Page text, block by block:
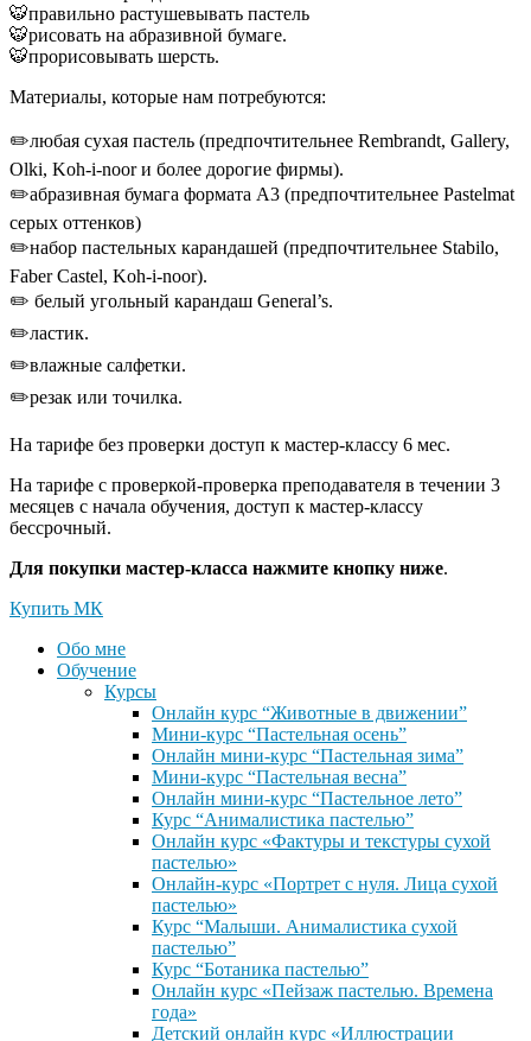
🐯правильно растушевывать пастель
🐯рисовать на абразивной бумаге.
🐯прорисовывать шерсть.
Материалы, которые нам потребуются:
✏️любая сухая пастель (предпочтительнее Rembrandt, Gallery,
Olki, Koh-i-noor и более дорогие фирмы).
✏️абразивная бумага формата А3 (предпочтительнее Pastelmat
серых оттенков)
✏️набор пастельных карандашей (предпочтительнее Stabilo,
Faber Castel, Koh-i-noor).
✏️ белый угольный карандаш General’s.
✏️ластик.
✏️влажные салфетки.
✏️резак или точилка.
На тарифе без проверки доступ к мастер-классу 6 мес.
На тарифе с проверкой-проверка преподавателя в течении 3
месяцев с начала обучения, доступ к мастер-классу
бессрочный.
Для покупки мастер-класса нажмите кнопку ниже.
Купить МК
Обо мне
Обучение
Курсы
Онлайн курс “Животные в движении”
Мини-курс “Пастельная осень”
Онлайн мини-курс “Пастельная зима”
Мини-курс “Пастельная весна”
Онлайн мини-курс “Пастельное лето”
Курс “Анималистика пастелью”
Онлайн курс «Фактуры и текстуры сухой
пастелью»
Онлайн-курс «Портрет с нуля. Лица сухой
пастелью»
Курс “Малыши. Анималистика сухой
пастелью”
Курс “Ботаника пастелью”
Онлайн курс «Пейзаж пастелью. Времена
года»
Детский онлайн курс «Иллюстрации